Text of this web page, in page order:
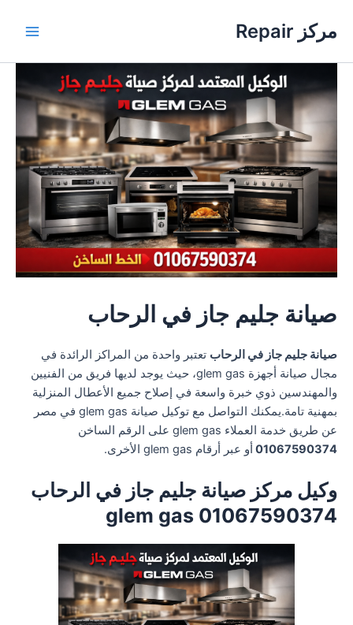
المحتوى
مركز Repair
صيانة جليم جاز في الرحاب
صيانة جليم جاز في الرحاب تعتبر واحدة من المراكز الرائدة في
مجال صيانة أجهزة glem gas، حيث يوجد لديها فريق من الفنيين
والمهندسين ذوي خبرة واسعة في إصلاح جميع الأعطال المنزلية
بمهنية تامة.يمكنك التواصل مع توكيل صيانة glem gas في مصر
عن طريق خدمة العملاء glem gas على الرقم الساخن
01067590374 أو عبر أرقام glem gas الأخرى.
وكيل مركز صيانة جليم جاز في الرحاب
01067590374 glem gas